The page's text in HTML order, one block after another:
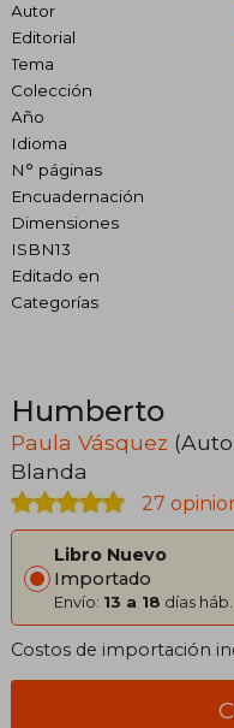
Autor
Editorial
Tema
Colección
Año
Idioma
N° páginas
Encuadernación
Dimensiones
ISBN13
Editado en
Categorías
Humberto
Paula Vásquez
Blanda
27
Libro Nuevo
Importado
Envío: 13 a 18 días háb.
Costos de importación